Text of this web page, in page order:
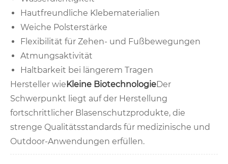
Hautfreundliche Klebematerialien
Weiche Polsterstärke
Flexibilität für Zehen- und Fußbewegungen
Atmungsaktivität
Haltbarkeit bei längerem Tragen
Hersteller wie Kleine BiotechnologieDer
Schwerpunkt liegt auf der Herstellung
fortschrittlicher Blasenschutzprodukte, die
strenge Qualitätsstandards für medizinische und
Outdoor-Anwendungen erfüllen.